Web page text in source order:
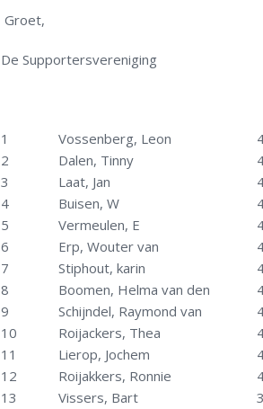
Groet,
De Supportersvereniging
1 Vossenberg, Leon
2
Dalen, Tinny
3
Laat, Jan
4
Buisen, W
5
Vermeulen, E
6
Erp, Wouter van
7
Stiphout, karin
8
Boomen, Helma van den
9
Schijndel, Raymond van
10
Roijackers, Thea
11
Lierop, Jochem
12
Roijakkers, Ronnie
13
Vissers, Bart